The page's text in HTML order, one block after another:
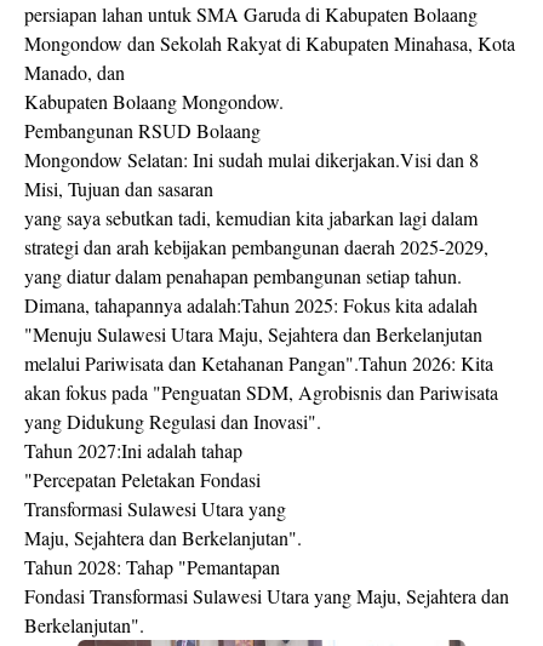
persiapan lahan untuk SMA Garuda di Kabupaten Bolaang
Mongondow dan Sekolah Rakyat di Kabupaten Minahasa, Kota
Manado, dan
Kabupaten Bolaang Mongondow.
Pembangunan RSUD Bolaang
Mongondow Selatan: Ini sudah mulai dikerjakan.Visi dan 8
Misi, Tujuan dan sasaran
yang saya sebutkan tadi, kemudian kita jabarkan lagi dalam
strategi dan arah kebijakan pembangunan daerah 2025-2029,
yang diatur dalam penahapan pembangunan setiap tahun.
Dimana, tahapannya adalah:Tahun 2025: Fokus kita adalah
"Menuju Sulawesi Utara Maju, Sejahtera dan Berkelanjutan
melalui Pariwisata dan Ketahanan Pangan".Tahun 2026: Kita
akan fokus pada "Penguatan SDM, Agrobisnis dan Pariwisata
yang Didukung Regulasi dan Inovasi".
Tahun 2027:Ini adalah tahap
"Percepatan Peletakan Fondasi
Transformasi Sulawesi Utara yang
Maju, Sejahtera dan Berkelanjutan".
Tahun 2028: Tahap "Pemantapan
Fondasi Transformasi Sulawesi Utara yang Maju, Sejahtera dan
Berkelanjutan".